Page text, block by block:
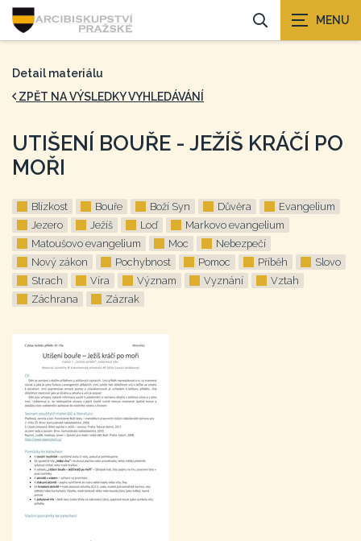
Detail materiálu
ZPĚT NA VÝSLEDKY VYHLEDÁVÁNÍ
UTIŠENÍ BOUŘE - JEŽÍŠ KRÁČÍ PO
MOŘI
Blízkost Bouře Boží Syn Důvěra
Evangelium
Jezero
Ježíš Loď
Markovo evangelium
Matoušovo evangelium
Moc
Nebezpečí
Nový zákon
Pochybnost Pomoc Příběh
Slovo
Strach
Víra Význam Vyznání
Vztah
Záchrana
Zázrak